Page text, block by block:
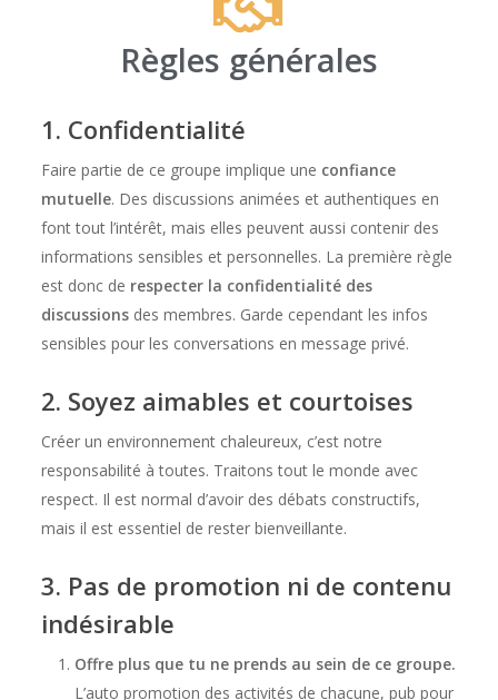
Règles générales
1. Confidentialité
Faire partie de ce groupe implique une confiance
mutuelle. Des discussions animées et authentiques en
font tout l’intérêt, mais elles peuvent aussi contenir des
informations sensibles et personnelles. La première règle
est donc de respecter la confidentialité des
discussionsdes membres. Garde cependant les infos
sensibles pour les conversations en message privé.
2. Soyez aimables et courtoises
Créer un environnement chaleureux, c’est notre
responsabilité à toutes. Traitons tout le monde avec
respect. Il est normal d’avoir des débats constructifs,
mais il est essentiel de rester bienveillante.
3. Pas de promotion ni de contenu
indésirable
Offre plus que tu ne prends au sein de ce groupe.
L’auto promotion des activités de chacune, pub pour